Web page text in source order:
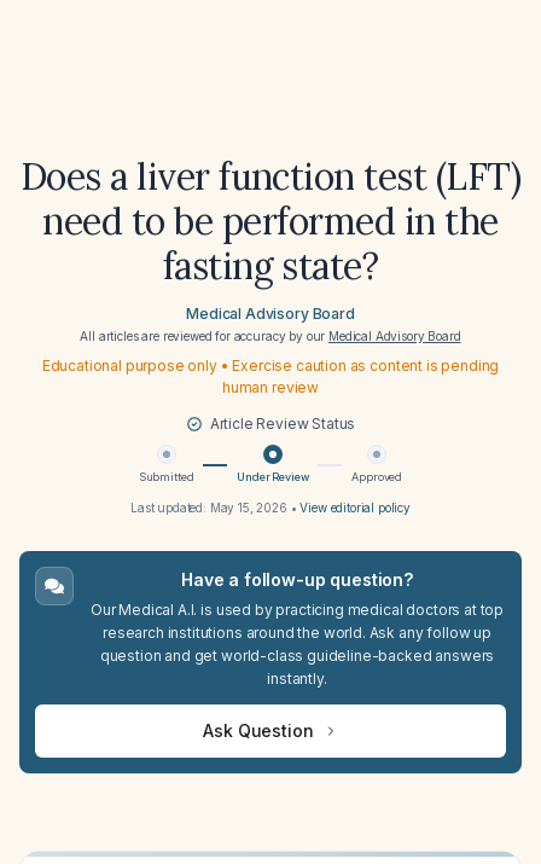
Does a liver function test (LFT)
need to be performed in the
fasting state?
Medical Advisory Board
All articles are reviewed for accuracy by our Medical Advisory Board
Educational purpose only • Exercise caution as content is pending
human review
Article Review Status
Submitted Under Review Approved
Last updated: May 15, 2026 •View editorial policy
Have a follow-up question?
Our Medical A.I. is used by practicing medical doctors at top
research institutions around the world. Ask any follow up
question and get world-class guideline-backed answers
instantly.
Ask Question